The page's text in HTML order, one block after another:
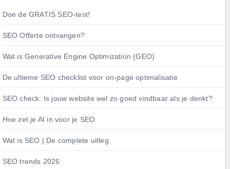
Doe de GRATIS SEO-test!
SEO Offerte ontvangen?
Wat is Generative Engine Optimization (GEO)
De ultieme SEO checklist voor on-page optimalisatie
SEO check: Is jouw website wel zo goed vindbaar als je denkt?
Hoe zet je AI in voor je SEO
Wat is SEO | De complete uitleg
SEO trends 2026